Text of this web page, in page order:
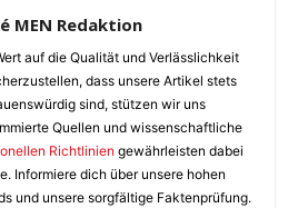
MEN Redaktion
auf die Qualität und Verlässlichkeit
dass unsere Artikel stets
sind, stützen wir uns
Quellen und wissenschaftliche
Richtlinien gewährleisten dabei
Informiere dich über unsere hohen
und unsere sorgfältige Faktenprüfung.